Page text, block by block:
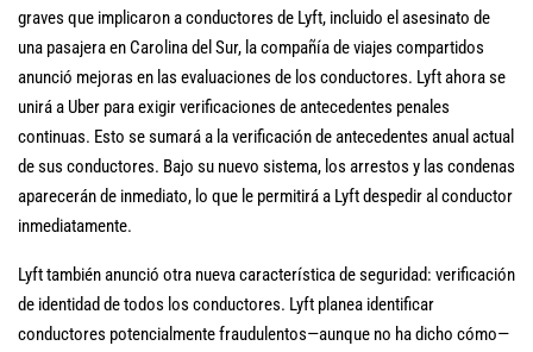
graves que implicaron a conductores de Lyft, incluido el asesinato de
una pasajera en Carolina del Sur, la compañía de viajes compartidos
anunció mejoras en las evaluaciones de los conductores. Lyft ahora se
unirá a Uber para exigir verificaciones de antecedentes penales
continuas. Esto se sumará a la verificación de antecedentes anual actual
de sus conductores. Bajo su nuevo sistema, los arrestos y las condenas
aparecerán de inmediato, lo que le permitirá a Lyft despedir al conductor
inmediatamente.
Lyft también anunció otra nueva característica de seguridad: verificación
de identidad de todos los conductores. Lyft planea identificar
conductores potencialmente fraudulentos—aunque no ha dicho cómo—